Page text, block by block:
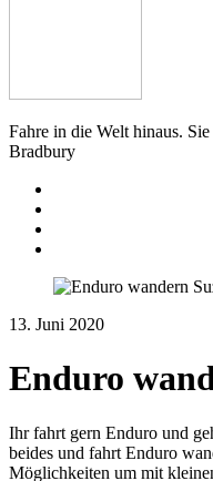
Fahre in die Welt hinaus.
Bradbury
13. Juni 2020
Enduro
Ihr fahrt gern Enduro und
beides und fahrt Enduro
Möglichkeiten um mit